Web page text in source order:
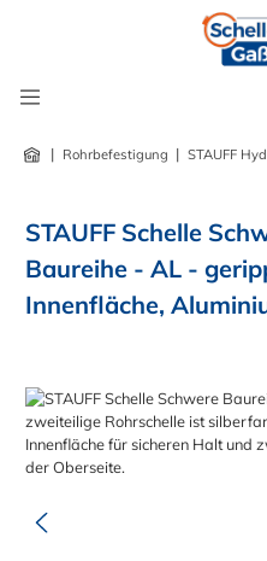
| Rohrbefestigung | STAUFF
STAUFF Schelle
Baureihe - AL -
Innenfläche,
Bildergalerie überspringen